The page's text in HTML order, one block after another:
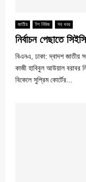
জাতীয় টপ নিউজ সব খবর
নির্বাচন পেছাতে
বিএনএ, ঢাকা: দ্বাদশ জাতীয়
কাজী হাবিবুল আউয়াল বরাবর
বিকেলে সুপ্রিম কোর্টের...